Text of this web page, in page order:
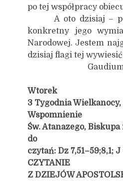
po tej współpracy
A oto dzisiaj –
konkretny jego
Narodowej. Jestem
dzisiaj flagi tej
Gaudium et
Wtorek
3 Tygodnia Wielkanocy,
Wspomnienie
Św. Atanazego, Biskupa
do
czytań: Dz 7,51–59;8,1;
CZYTANIE
Z DZIEJÓW